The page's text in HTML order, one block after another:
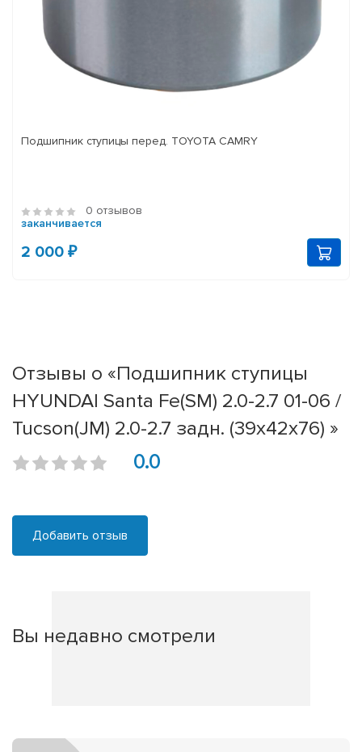
Подшипник ступицы перед. TOYOTA CAMRY
0 отзывов
заканчивается
2 000 ₽
Отзывы о «Подшипник ступицы
HYUNDAI Santa Fe(SM) 2.0-2.7 01-06 /
Tucson(JM) 2.0-2.7 задн. (39x42x76) »
0.0
Добавить отзыв
Вы недавно смотрели